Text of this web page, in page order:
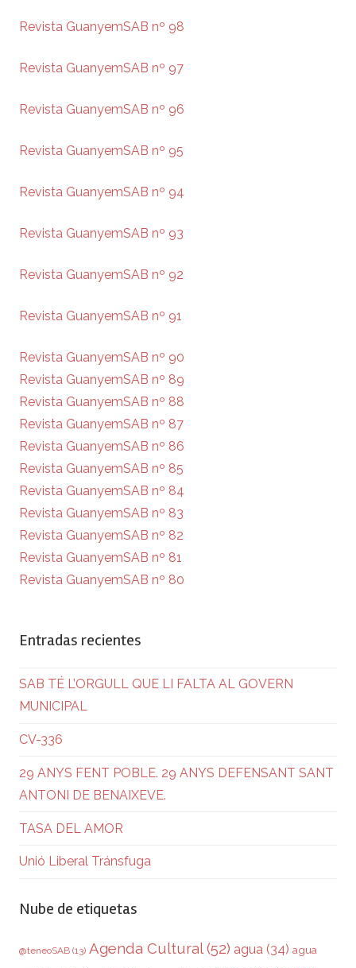
Revista GuanyemSAB nº 98
Revista GuanyemSAB nº 97
Revista GuanyemSAB nº 96
Revista GuanyemSAB nº 95
Revista GuanyemSAB nº 94
Revista GuanyemSAB nº 93
Revista GuanyemSAB nº 92
Revista GuanyemSAB nº 91
Revista GuanyemSAB nº 90
Revista GuanyemSAB nº 89
Revista GuanyemSAB nº 88
Revista GuanyemSAB nº 87
Revista GuanyemSAB nº 86
Revista GuanyemSAB nº 85
Revista GuanyemSAB nº 84
Revista GuanyemSAB nº 83
Revista GuanyemSAB nº 82
Revista GuanyemSAB nº 81
Revista GuanyemSAB nº 80
Entradas recientes
SAB TÉ L’ORGULL QUE LI FALTA AL GOVERN
MUNICIPAL
CV-336
29 ANYS FENT POBLE. 29 ANYS DEFENSANT SANT
ANTONI DE BENAIXEVE.
TASA DEL AMOR
Unió Liberal Tránsfuga
Nube de etiquetas
@teneoSAB (13) Agenda Cultural(52) agua (34) agua